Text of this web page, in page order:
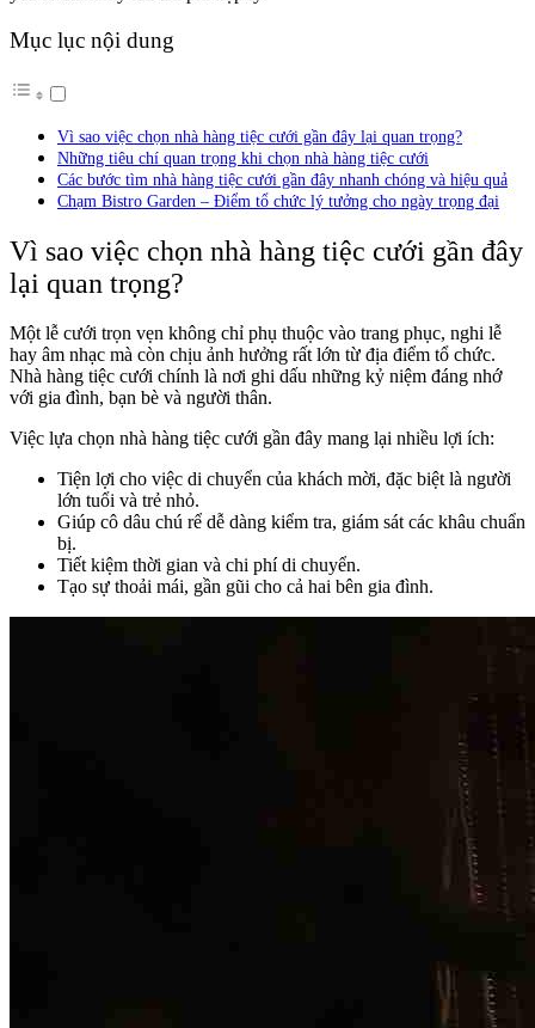
Mục lục nội dung
Vì sao việc chọn nhà hàng tiệc cưới gần đây lại quan trọng?
Những tiêu chí quan trọng khi chọn nhà hàng tiệc cưới
Các bước tìm nhà hàng tiệc cưới gần đây nhanh chóng và hiệu quả
Chạm Bistro Garden – Điểm tổ chức lý tưởng cho ngày trọng đại
Vì sao việc chọn nhà hàng tiệc cưới gần đây
lại quan trọng?
Một lễ cưới trọn vẹn không chỉ phụ thuộc vào trang phục, nghi lễ
hay âm nhạc mà còn chịu ảnh hưởng rất lớn từ địa điểm tổ chức.
Nhà hàng tiệc cưới chính là nơi ghi dấu những kỷ niệm đáng nhớ
với gia đình, bạn bè và người thân.
Việc lựa chọn nhà hàng tiệc cưới gần đây mang lại nhiều lợi ích:
Tiện lợi cho việc di chuyển của khách mời, đặc biệt là người
lớn tuổi và trẻ nhỏ.
Giúp cô dâu chú rể dễ dàng kiểm tra, giám sát các khâu chuẩn
bị.
Tiết kiệm thời gian và chi phí di chuyển.
Tạo sự thoải mái, gần gũi cho cả hai bên gia đình.